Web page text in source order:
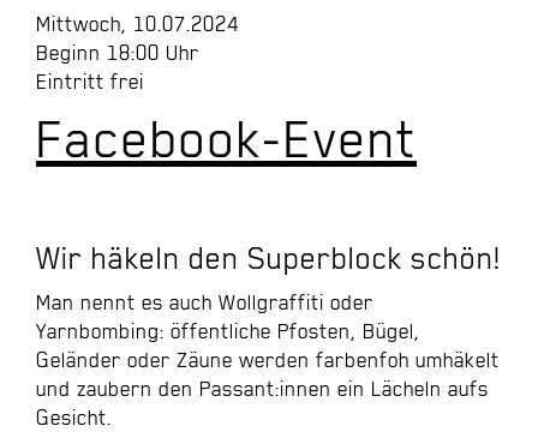
Mittwoch, 10.07.2024
Beginn 18:00 Uhr
Eintritt frei
Facebook-Event
Wir häkeln den Superblock schön!
Man nennt es auch Wollgraffiti oder
Yarnbombing: öffentliche Pfosten, Bügel,
Geländer oder Zäune werden farbenfoh umhäkelt
und zaubern den Passant:innen ein Lächeln aufs
Gesicht.